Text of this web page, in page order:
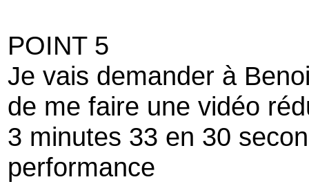
POINT 5
Je vais demander à
de me faire une vidéo
3 minutes 33 en 30
performance